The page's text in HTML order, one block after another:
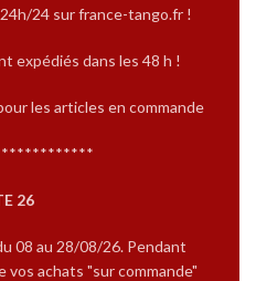
24 sur france-tango.fr !
expédiés dans les 48 h !
les articles en commande
26
08 au 28/08/26. Pendant
achats "sur commande"